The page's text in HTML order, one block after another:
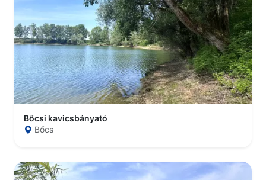
Bőcsi kavicsbányató
Bőcs